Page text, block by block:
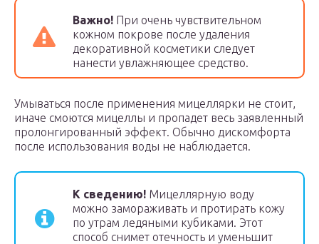
Важно! При очень чувствительном
кожном покрове после удаления
декоративной косметики следует
нанести увлажняющее средство.
Умываться после применения мицеллярки не стоит,
иначе смоются мицеллы и пропадет весь заявленный
пролонгированный эффект. Обычно дискомфорта
после использования воды не наблюдается.
К сведению! Мицеллярную воду
можно замораживать и протирать кожу
по утрам ледяными кубиками. Этот
способ снимет отечность и уменьшит